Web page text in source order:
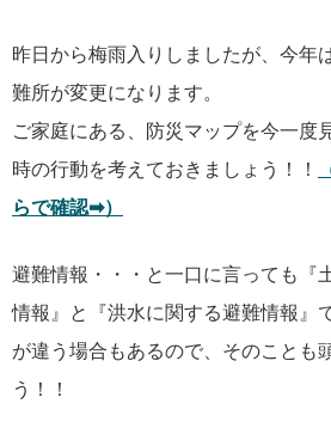
昨日から梅雨入りしましたが、今年
難所が変更になります。
ご家庭にある、防災マップを今一度
時の行動を考えておきましょう！！
らで確認➡）
避難情報・・・と一口に言っても『
情報』と『洪水に関する避難情報』
が違う場合もあるので、そのことも
う！！